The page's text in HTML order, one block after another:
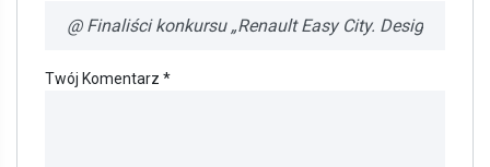
Twój Komentarz *